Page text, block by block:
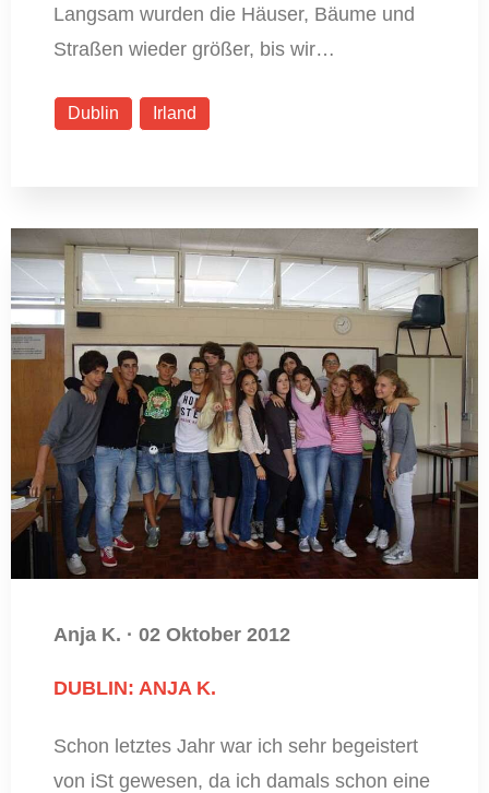
Langsam wurden die Häuser, Bäume und
Straßen wieder größer, bis wir…
Dublin Irland
Anja K. · 02 Oktober 2012
DUBLIN: ANJA K.
Schon letztes Jahr war ich sehr begeistert
von iSt gewesen, da ich damals schon eine